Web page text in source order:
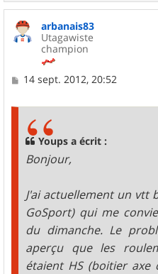
arbanais83
Utagawiste
champion
M14 sept. 2012, 20:52
Youps a écrit :
Bonjour,
J'ai actuellement un vtt
GoSport) qui me
du dimanche. Le
aperçu que les
étaient HS (boitier axe